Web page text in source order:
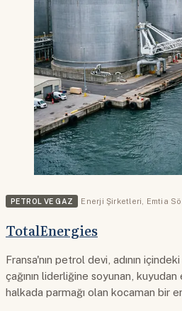
PETROL VE GAZ Enerji Şirketleri Emtia
TotalEnergies
Fransa'nın petrol devi, adının
çağının liderliğine soyunan,
halkada parmağı olan kocaman bir